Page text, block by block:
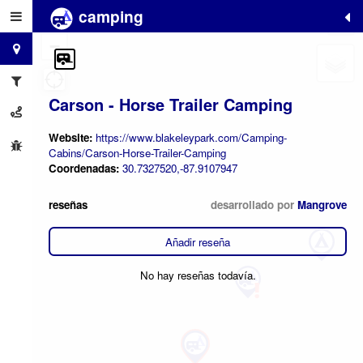
camping
Carson - Horse Trailer Camping
Website: https://www.blakeleypark.com/Camping-
Cabins/Carson-Horse-Trailer-Camping
Coordenadas: 30.7327520,-87.9107947
reseñas desarrollado por Mangrove
Añadir reseña
No hay reseñas todavía.
+
−